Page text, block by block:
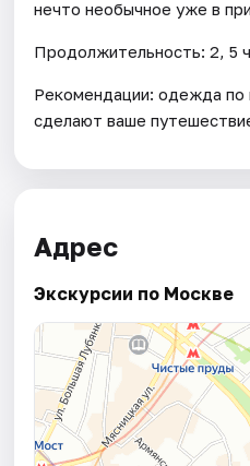
нечто необычное уже в
Продолжительность: 2, 5
Рекомендации: одежда по
сделают ваше
Адрес
Экскурсии по Москве